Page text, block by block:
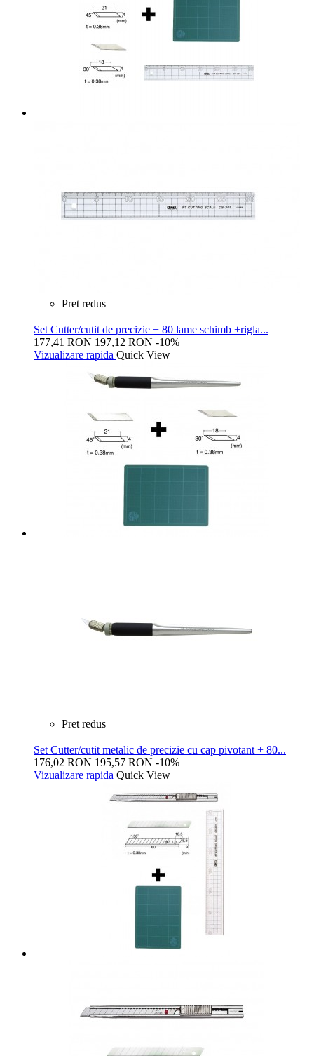
Pret redus
Set Cutter/cutit de precizie + 80 lame schimb +rigla...
177,41 RON 197,12 RON -10%
Vizualizare rapida Quick View
Pret redus
Set Cutter/cutit metalic de precizie cu cap pivotant + 80...
176,02 RON 195,57 RON -10%
Vizualizare rapida Quick View